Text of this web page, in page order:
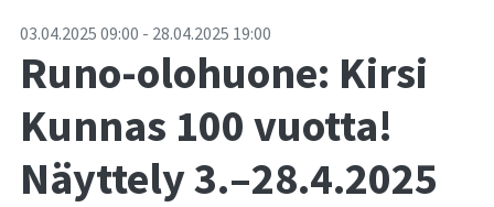
-03.04.2025 09:00 - 28.04.2025 19:00
Runo-olohuone: Kirsi
Kunnas 100 vuotta!
Näyttely 3.–28.4.2025